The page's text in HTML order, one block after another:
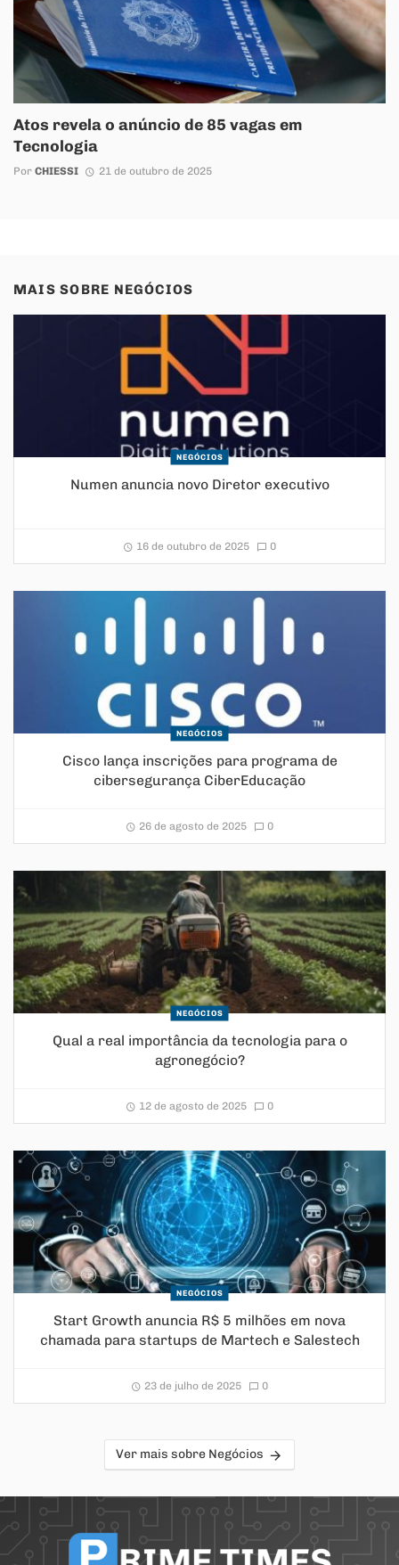
Atos revela o anúncio de 85 vagas em
Tecnologia
Por CHIESSI 21 de outubro de 2025
MAIS SOBRE NEGÓCIOS
NEGÓCIOS
Numen anuncia novo Diretor executivo
16 de outubro de 2025 0
NEGÓCIOS
Cisco lança inscrições para programa de
cibersegurança CiberEducação
26 de agosto de 2025 0
NEGÓCIOS
Qual a real importância da tecnologia para o
agronegócio?
12 de agosto de 2025 0
NEGÓCIOS
Start Growth anuncia R$ 5 milhões em nova
chamada para startups de Martech e Salestech
23 de julho de 2025 0
Ver mais sobre Negócios